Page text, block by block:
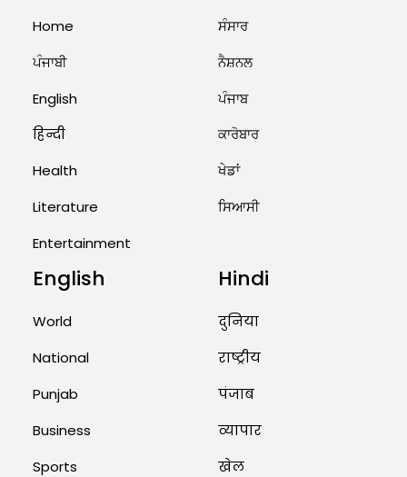
August 2, 2026 10:05 PM
India Wins 8 Gold Medals on Day
August 2, 2026 11:06 AM
US Advises Citizens to Leave
Military Attack...
August 2, 2026 11:04 AM
Unique Wedding: Twin Sisters
Priests Conducting Rituals...
August 1, 2026 11:24 AM
Home
ਪੰਜਾਬੀ
English
हिन्दी
Health
Literature
Entertainment
ਸੰਸਾਰ
ਨੈਸ਼ਨਲ
ਪੰਜਾਬ
ਕਾਰੋਬਾਰ
ਖੇਡਾਂ
ਸਿਆਸੀ
English
World
National
Punjab
Business
Sports
Hindi
दुनिया
राष्ट्रीय
पंजाब
व्यापार
खेल